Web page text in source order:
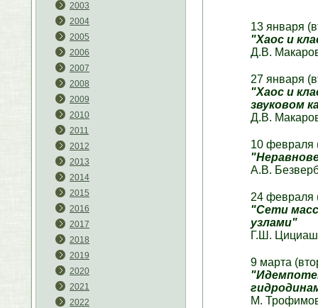
2003
2004
2005
2006
2007
2008
2009
2010
2011
2012
2013
2014
2015
2016
2017
2018
2019
2020
2021
2022
13 января
"Хаос и
Д.В.
27 января
"Хаос и
звуковом
Д.В.
10 февраля
А.В.
24 февраля
"Сети
узлами"
Г.Ш.
9 марта
М.